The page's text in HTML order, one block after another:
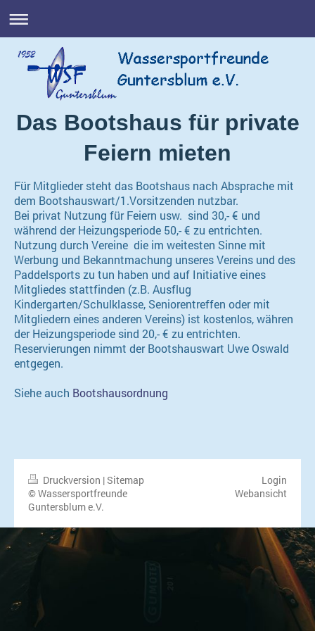
Das Bootshaus für private
Feiern mieten
Für Mitglieder steht das Bootshaus nach Absprache mit
dem Bootshauswart/1.Vorsitzenden nutzbar.
Bei privat Nutzung für Feiern usw. sind 30,- € und
während der Heizungsperiode 50,- € zu entrichten.
Nutzung durch Vereine die im weitesten Sinne mit
Werbung und Bekanntmachung unseres Vereins und des
Paddelsports zu tun haben und auf Initiative eines
Mitgliedes stattfinden (z.B. Ausflug
Kindergarten/Schulklasse, Seniorentreffen oder mit
Mitgliedern eines anderen Vereins) ist kostenlos, währen
der Heizungsperiode sind 20,- € zu entrichten.
Reservierungen nimmt der Bootshauswart Uwe Oswald
entgegen.
Siehe auch Bootshausordnung
Druckversion |Sitemap
© Wassersportfreunde
Guntersblum e.V.
Login
Webansicht